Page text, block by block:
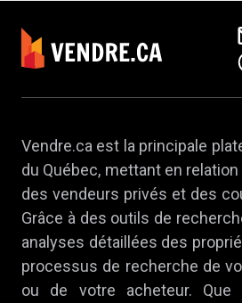
Vendre.ca est la principale
du Québec, mettant en
des vendeurs privés et des
Grâce à des outils de
analyses détaillées des
processus de recherche de
ou de votre acheteur. Que